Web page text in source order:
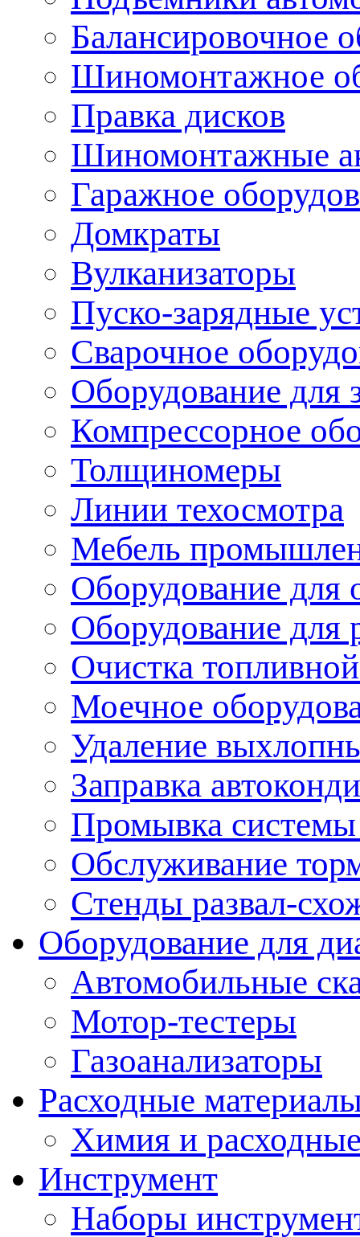
Балансировочное
Шиномонтажное
Правка дисков
Шиномонтажные
Гаражное
Домкраты
Вулканизаторы
Пуско-зарядные
Сварочное
Оборудование для
Компрессорное
Толщиномеры
Линии техосмотра
Мебель
Оборудование для
Оборудование для
Очистка
Моечное
Удаление
Заправка
Промывка
Обслуживание
Стенды развал-
Оборудование для
Автомобильные
Мотор-тестеры
Газоанализаторы
Расходные
Химия и
Инструмент
Наборы